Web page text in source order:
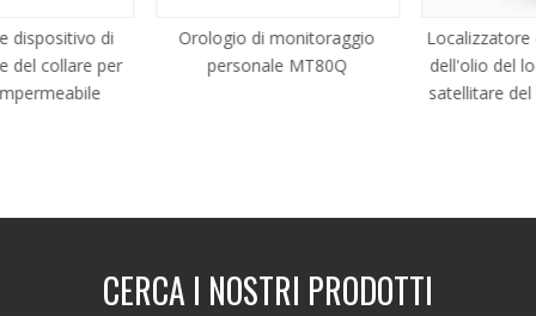
dispositivo di
del collare per
Orologio di monitoraggio
personale MT80Q
Localizzatore
dell'olio del
satellitare del
CERCA I NOSTRI PRODOTTI